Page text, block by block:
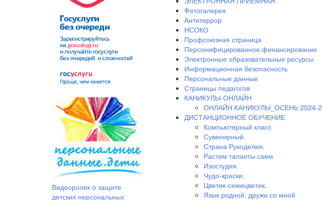
Видеоролик о защите
детских персональных
Фотогалерея
Антитеррор
НСОКО
Профсоюзная страница
Персонифицированное финансирование
Электронные образовательные ресурсы
Информационная безопасность
Персональные данные
Страницы педагогов
КАНИКУЛЫ-ОНЛАЙН
ОНЛАЙН КАНИКУЛЫ_ОСЕНЬ 2024-
ДИСТАНЦИОННОЕ ОБУЧЕНИЕ
Компьютерный класс
Сувенирный.
Страна Рукоделия.
Растим таланты сами.
Изостудия.
Чудо-краски.
Цветик-семицветик.
Язык родной, дружи со мной